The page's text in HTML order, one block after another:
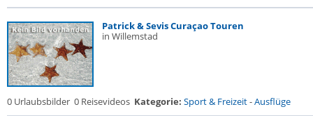
Patrick & Sevis Curaçao Touren
in Willemstad
0 Urlaubsbilder 0 Reisevideos Kategorie: Sport & Freizeit-Ausflüge